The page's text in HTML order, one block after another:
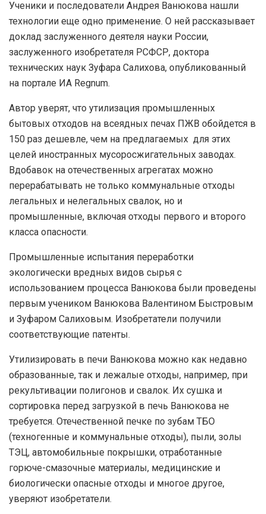
Ученики и последователи Андрея Ванюкова нашли
технологии еще одно применение. О ней рассказывает
доклад заслуженного деятеля науки России,
заслуженного изобретателя РСФСР, доктора
технических наук Зуфара Салихова, опубликованный
на портале ИА Regnum.
Автор уверят, что утилизация промышленных
бытовых отходов на всеядных печах ПЖВ обойдется в
150 раз дешевле, чем на предлагаемых для этих
целей иностранных мусоросжигательных заводах.
Вдобавок на отечественных агрегатах можно
перерабатывать не только коммунальные отходы
легальных и нелегальных свалок, но и
промышленные, включая отходы первого и второго
класса опасности.
Промышленные испытания переработки
экологически вредных видов сырья с
использованием процесса Ванюкова были проведены
первым учеником Ванюкова Валентином Быстровым
и Зуфаром Салиховым. Изобретатели получили
соответствующие патенты.
Утилизировать в печи Ванюкова можно как недавно
образованные, так и лежалые отходы, например, при
рекультивации полигонов и свалок. Их сушка и
сортировка перед загрузкой в печь Ванюкова не
требуется. Отечественной печке по зубам ТБО
(техногенные и коммунальные отходы), пыли, золы
ТЭЦ, автомобильные покрышки, отработанные
горюче-смазочные материалы, медицинские и
биологически опасные отходы и многое другое,
уверяют изобретатели.